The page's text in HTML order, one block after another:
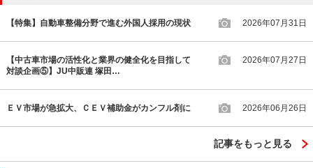
【特集】自動車整備分野で進む外国人採用の現状 2026年07月31日
【中古車市場の活性化と業界の健全化を目指して
対談企画⑤】JU中販連 塚田…
2026年07月27日
ＥＶ市場が急拡大、ＣＥＶ補助金がカンフル剤に 2026年06月26日
記事をもっと見る